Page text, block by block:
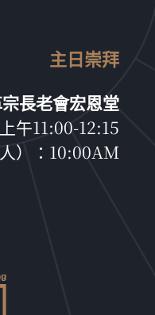
主日崇拜
長老會宏恩堂
午11:00-12:15
）：10:00AM